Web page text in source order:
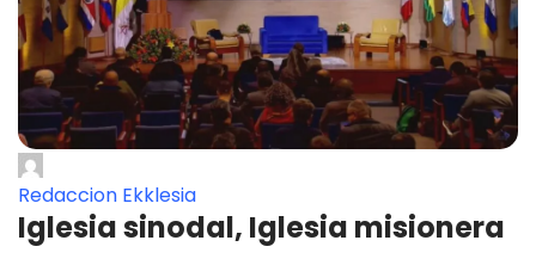
Redaccion Ekklesia
Iglesia sinodal, Iglesia misionera